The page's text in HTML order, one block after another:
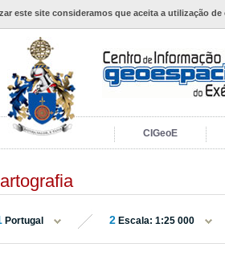
este site consideramos que aceita a utilização de
CIGeoE
Portugal 2 Escala: 1:25 000